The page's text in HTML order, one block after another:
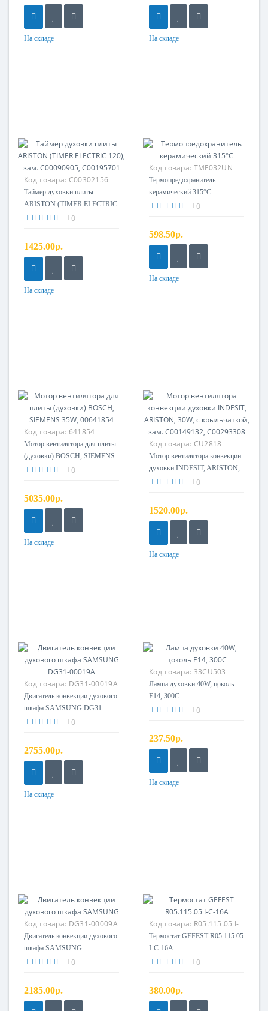
На складе На складе
Код товара: C00302156
Таймер духовки плиты
ARISTON (TIMER ELECTRIC
120), зам. C00090905,
0
1425.00р.
На складе
Код товара: TMF032UN
Термопредохранитель
керамический 315°С
0
598.50р.
На складе
Код товара: 641854
Мотор вентилятора для плиты
(духовки) BOSCH, SIEMENS
35W, 00641854 0
5035.00р.
На складе
Код товара: CU2818
Мотор вентилятора конвекции
духовки INDESIT, ARISTON,
30W, с крыльчаткой, зам.
0
1520.00р.
На складе
Код товара: DG31-00019A
Двигатель конвекции духового
шкафа SAMSUNG DG31-
00019A
0
2755.00р.
На складе
Код товара: 33CU503
Лампа духовки 40W, цоколь
E14, 300С
0
237.50р.
На складе
Код товара: DG31-00009A
Двигатель конвекции духового
шкафа SAMSUNG
0
2185.00р.
Код товара: R05.115.05 I-
C-16A
Термостат GEFEST R05.115.05
I-C-16A
0
380.00р.